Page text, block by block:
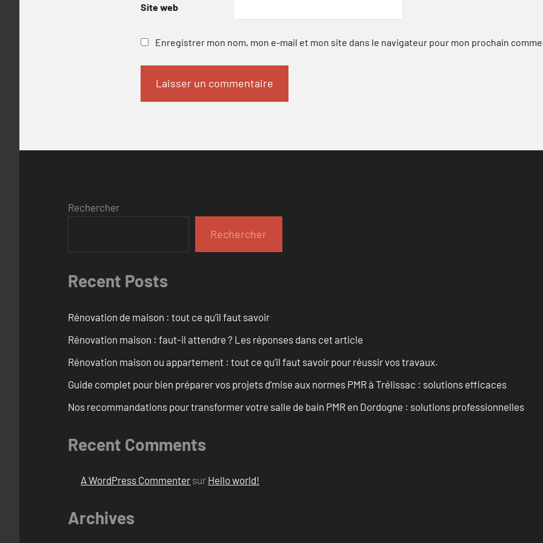
Site web
Enregistrer mon nom, mon e-mail et mon site dans le navigateur pour mon prochain
Rechercher
Rechercher
Recent Posts
Rénovation de maison : tout ce qu’il faut savoir
Rénovation maison : faut-il attendre ? Les réponses dans cet article
Rénovation maison ou appartement : tout ce qu’il faut savoir pour réussir vos travaux.
Guide complet pour bien préparer vos projets d’mise aux normes PMR à Trélissac : solutions efficaces
Nos recommandations pour transformer votre salle de bain PMR en Dordogne : solutions professionnelles
Recent Comments
A WordPress Commenter sur Hello world!
Archives